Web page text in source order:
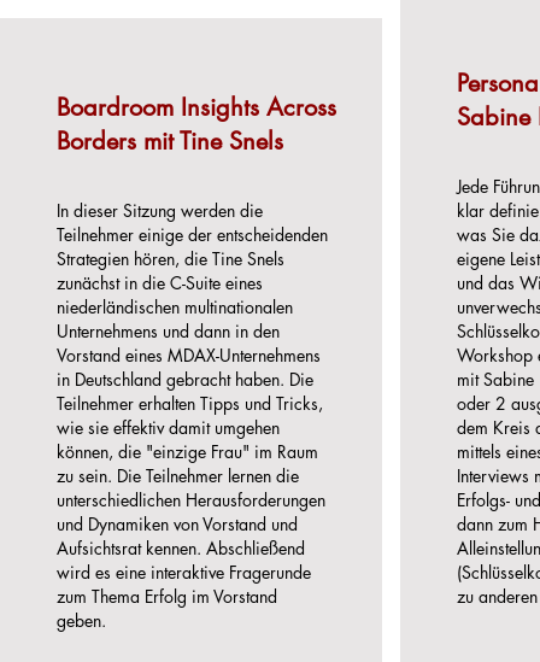
Boardroom Insights Across
Borders mit Tine Snels
In dieser Sitzung werden die
Teilnehmer einige der entscheidenden
Strategien hören, die Tine Snels
zunächst in die C-Suite eines
niederländischen multinationalen
Unternehmens und dann in den
Vorstand eines MDAX-Unternehmens
in Deutschland gebracht haben. Die
Teilnehmer erhalten Tipps und Tricks,
wie sie effektiv damit umgehen
können, die "einzige Frau" im Raum
zu sein. Die Teilnehmer lernen die
unterschiedlichen Herausforderungen
und Dynamiken von Vorstand und
Aufsichtsrat kennen. Abschließend
wird es eine interaktive Fragerunde
zum Thema Erfolg im Vorstand
geben.
Sabine
Jede
klar
was Sie
eigene
und das
Workshop
mit Sabine
oder 2
dem Kreis
mittels
Interviews
Erfolgs-
dann zum
zu